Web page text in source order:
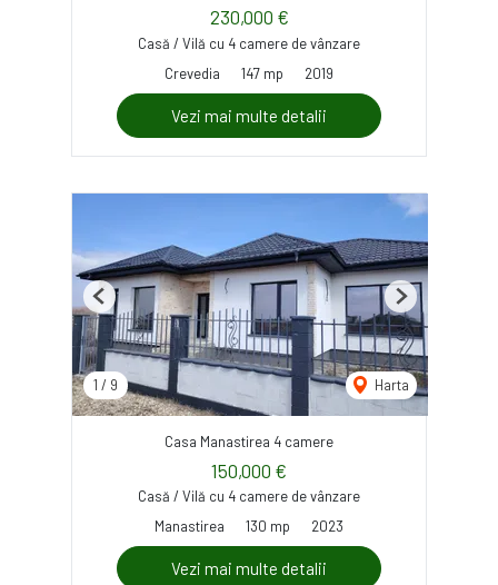
230,000 €
Casă / Vilă cu 4 camere de vânzare
Crevedia
147 mp 2019
Vezi mai multe detalii
1 / 9 Harta
Previous Next
Casa Manastirea 4 camere
150,000 €
Casă / Vilă cu 4 camere de vânzare
Manastirea
130 mp 2023
Vezi mai multe detalii